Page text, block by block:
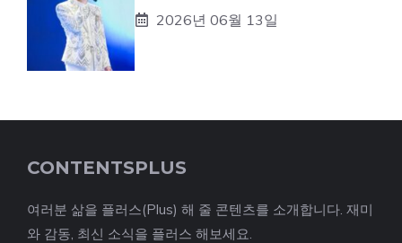
2026년 06월 13일
CONTENTSPLUS
여러분 삶을 플러스(Plus) 해 줄 콘텐츠를 소개합니다. 재미
와 감동, 최신 소식을 플러스 해보세요.